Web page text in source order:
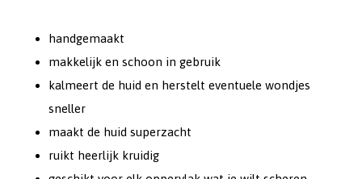
handgemaakt
makkelijk en schoon in gebruik
kalmeert de huid en herstelt eventuele wondjes
sneller
maakt de huid superzacht
ruikt heerlijk kruidig